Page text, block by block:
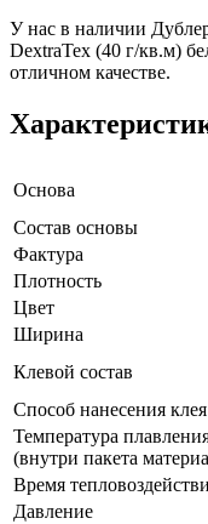
У нас в наличии
DextraTex (40 г/кв.м)
отличном качестве.
Основа
Состав основы
Фактура
Плотность
Цвет
Ширина
Клевой состав
Способ нанесения клея
Температура
(внутри пакета
Время
Давление